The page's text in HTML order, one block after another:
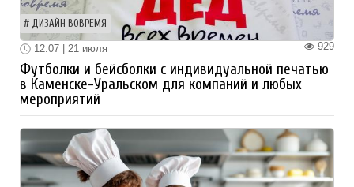
ДИЗАЙН ВОВРЕМЯ
929
12:07 | 21 июля
Футболки и бейсболки с индивидуальной печатью
в Каменске-Уральском для компаний и любых
мероприятий